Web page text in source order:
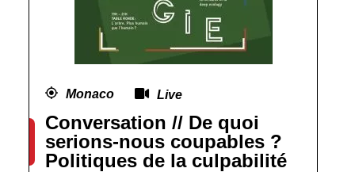
Monaco Live
Conversation // De quoi
serions-nous coupables ?
Politiques de la culpabilité